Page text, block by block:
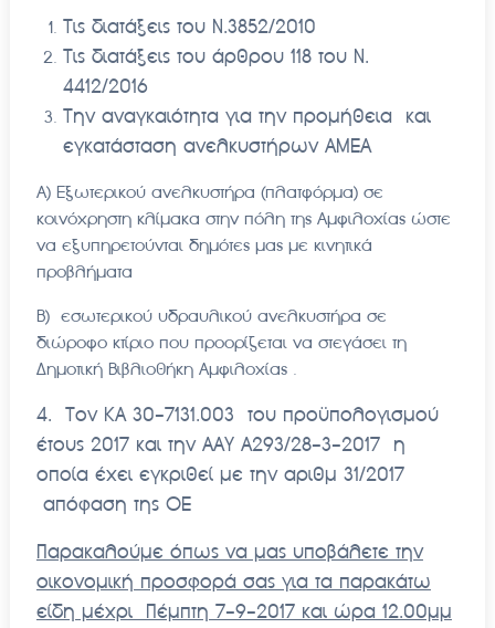
Τις διατάξεις του Ν.3852/2010
Τις διατάξεις του άρθρου 118 του Ν.
4412/2016
Την αναγκαιότητα για την προμήθεια και
εγκατάσταση ανελκυστήρων ΑΜΕΑ
Α) Εξωτερικού ανελκυστήρα (πλατφόρμα) σε
κοινόχρηστη κλίμακα στην πόλη της Αμφιλοχίας ώστε
να εξυπηρετούνται δημότες μας με κινητικά
προβλήματα
Β) εσωτερικού υδραυλικού ανελκυστήρα σε
διώροφο κτίριο που προορίζεται να στεγάσει τη
Δημοτική Βιβλιοθήκη Αμφιλοχίας .
4. Τον ΚΑ 30-7131.003 του προϋπολογισμού
έτους 2017 και την ΑΑΥ Α293/28-3-2017 η
οποία έχει εγκριθεί με την αριθμ 31/2017
απόφαση της ΟΕ
Παρακαλούμε όπως να μας υποβάλετε την
οικονομική προσφορά σας για τα παρακάτω
είδη μέχρι Πέμπτη 7-9-2017 και ώρα 12.00μμ